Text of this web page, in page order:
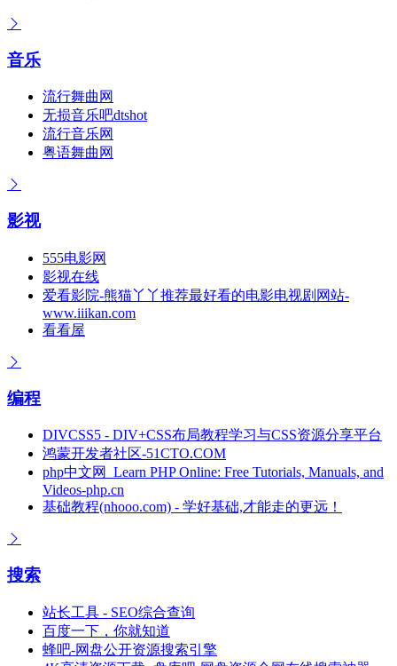
音乐
流行舞曲网
无损音乐吧dtshot
流行音乐网
粤语舞曲网
影视
555电影网
影视在线
爱看影院-熊猫丫丫推荐最好看的电影电视剧网站-
www.iiikan.com
看看屋
编程
DIVCSS5 - DIV+CSS布局教程学习与CSS资源分享平台
鸿蒙开发者社区-51CTO.COM
php中文网_Learn PHP Online: Free Tutorials, Manuals, and
Videos-php.cn
基础教程(nhooo.com) - 学好基础,才能走的更远！
搜索
站长工具 - SEO综合查询
百度一下，你就知道
蜂吧-网盘公开资源搜索引擎